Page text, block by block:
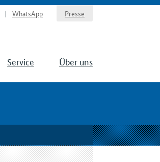
WhatsApp Presse
Service Über uns